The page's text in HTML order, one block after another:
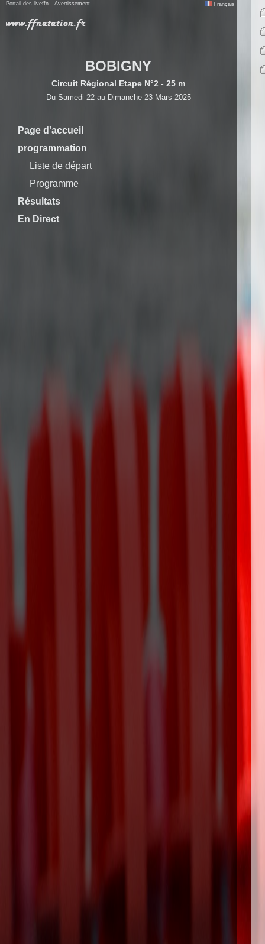
Portail des liveffn Avertissement Français
BOBIGNY
Circuit Régional Etape N°2 - 25 m
Du Samedi 22 au Dimanche 23 Mars 2025
Page d'accueil
programmation
Liste de départ
Programme
Résultats
En Direct